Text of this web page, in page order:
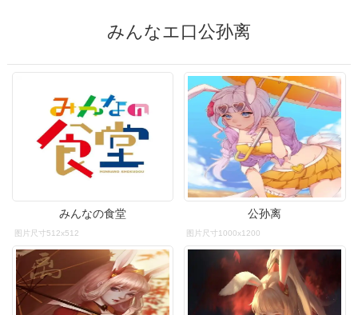
みんなエ口公孙离
みんなの食堂
图片尺寸512x512
公孙离
图片尺寸1000x1200